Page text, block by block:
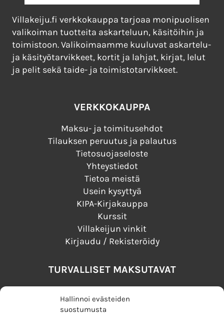
Hallinnoi evästeiden
suostumusta
Villakeiju.fi verkkokauppa tarjoaa monipuolisen
valikoiman tuotteita askarteluun, käsitöihin ja
toimistoon. Valikoimaamme kuuluvat askartelu-
ja käsityötarvikkeet, kortit ja lahjat, kirjat, lelut
ja pelit sekä taide- ja toimistotarvikkeet.
VERKKOKAUPPA
Maksu- ja toimitusehdot
Tilauksen peruutus ja palautus
Tietosuojaseloste
Yhteystiedot
Tietoa meistä
Usein kysyttyä
KIPA-Kirjakauppa
Kurssit
Villakeijun vinkit
Kirjaudu / Rekisteröidy
TURVALLISET MAKSUTAVAT